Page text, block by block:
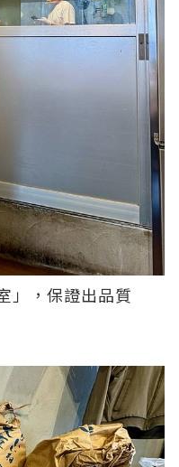
」，保證出品質